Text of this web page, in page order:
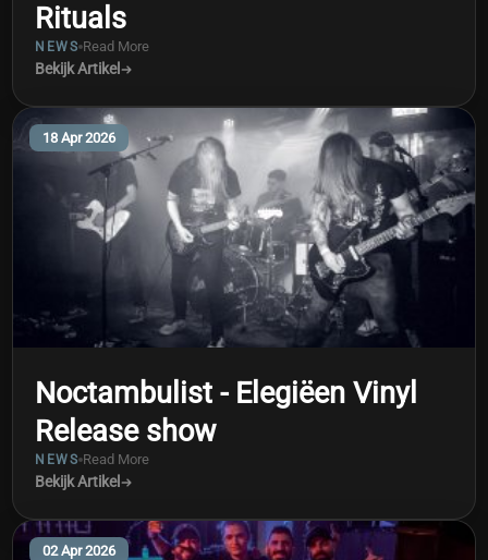
Rituals
NEWS Read More
Bekijk Artikel
18 Apr 2026
Noctambulist - Elegiëen Vinyl
Release show
NEWS Read More
Bekijk Artikel
02 Apr 2026